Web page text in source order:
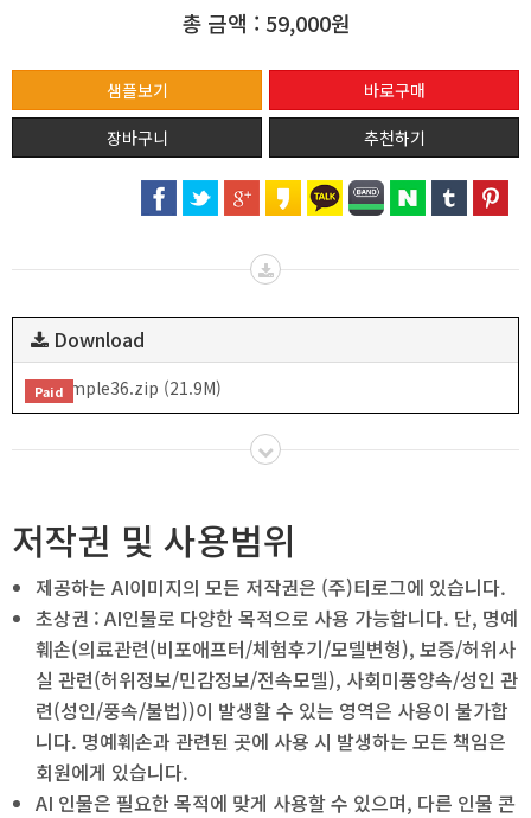
총 금액 : 59,000원
샘플보기
추천하기
Download
Paid
sample36.zip (21.9M)
저작권 및 사용범위
제공하는 AI이미지의 모든 저작권은 (주)티로그에 있습니다.
초상권 : AI인물로 다양한 목적으로 사용 가능합니다. 단, 명예
훼손(의료관련(비포애프터/체험후기/모델변형), 보증/허위사
실 관련(허위정보/민감정보/전속모델), 사회미풍양속/성인 관
련(성인/풍속/불법))이 발생할 수 있는 영역은 사용이 불가합
니다. 명예훼손과 관련된 곳에 사용 시 발생하는 모든 책임은
회원에게 있습니다.
AI 인물은 필요한 목적에 맞게 사용할 수 있으며, 다른 인물 콘